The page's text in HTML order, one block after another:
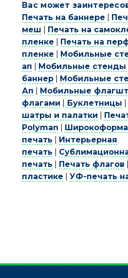
Вас может
Печать на баннере
меш
Печать на
пленке
Печать на
пленке
Мобильные
ап
Мобильные стенды
баннер
Мобильные
Ап
Мобильные
флагами
Буклетницы
шатры и палатки
Polyman
печать
Интерьерная
печать
печать
Печать флагов
пластике
УФ-печать